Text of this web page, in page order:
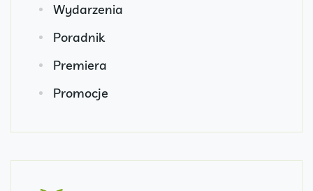
Wydarzenia
Poradnik
Premiera
Promocje